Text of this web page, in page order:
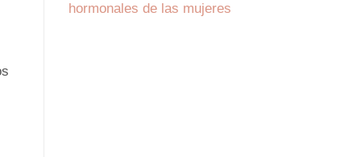
hormonales de las mujeres